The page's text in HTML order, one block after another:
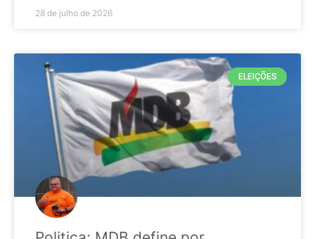
28 de julho de 2026
ELEIÇÕES